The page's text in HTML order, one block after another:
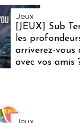
Jeux
[JEUX] Sub
les
arriverez-vous
avec vos amis